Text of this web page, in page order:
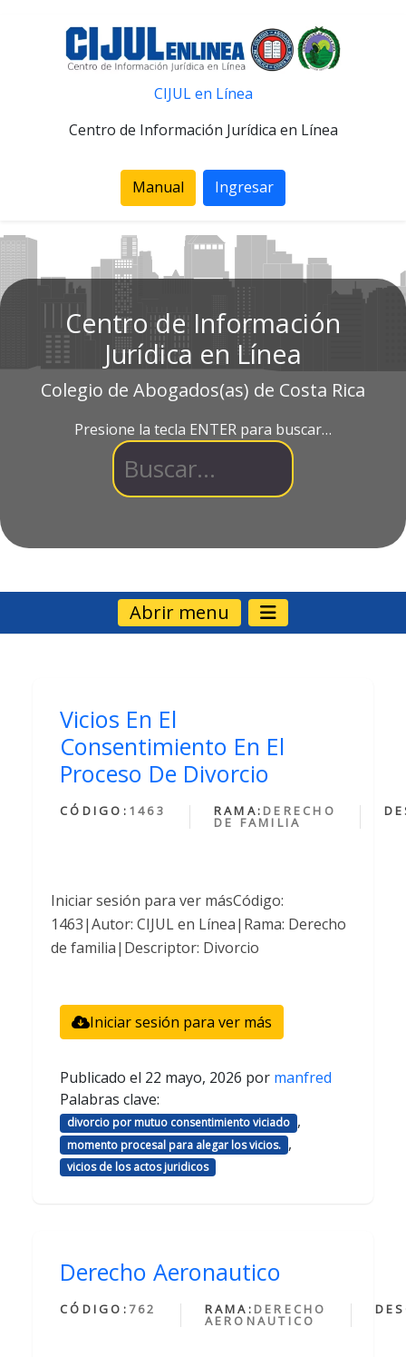
CIJUL en Línea
Centro de Información Jurídica en Línea
Manual Ingresar
Centro de Información
Jurídica en Línea
Colegio de Abogados(as) de Costa Rica
Presione la tecla ENTER para buscar…
Abrir menu
Vicios En El
Consentimiento En El
Proceso De Divorcio
CÓDIGO: 1463 RAMA: DERECHO
DE FAMILIA
Iniciar sesión para ver másCódigo:
1463|Autor: CIJUL en Línea|Rama: Derecho
de familia|Descriptor: Divorcio
Iniciar sesión para ver más
Publicado el 22 mayo, 2026 por manfred
Palabras clave:
divorcio por mutuo consentimiento viciado ,
momento procesal para alegar los vicios. ,
vicios de los actos juridicos
Derecho Aeronautico
CÓDIGO: 762 RAMA: DERECHO
AERONAUTICO